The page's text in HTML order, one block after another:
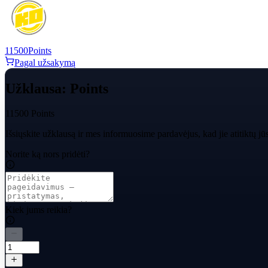
11500Points
Pagal užsakymą
Užklausa: Points
11500 Points
Išsiųskite užklausą ir mes informuosime pardavėjus, kad jie atitiktų
Norite ką nors pridėti?
Kiek jums reikia?